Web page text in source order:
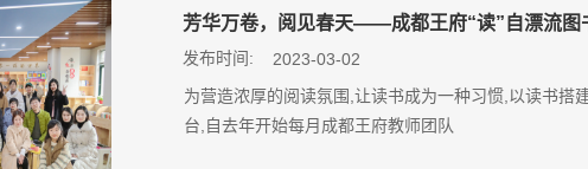
芳华万卷，阅见春天——成都王府“读”自漂流图
2023-03-02
发布时间:
为营造浓厚的阅读氛围,让读书成为一种习惯,以读书搭
台,自去年开始每月成都王府教师团队